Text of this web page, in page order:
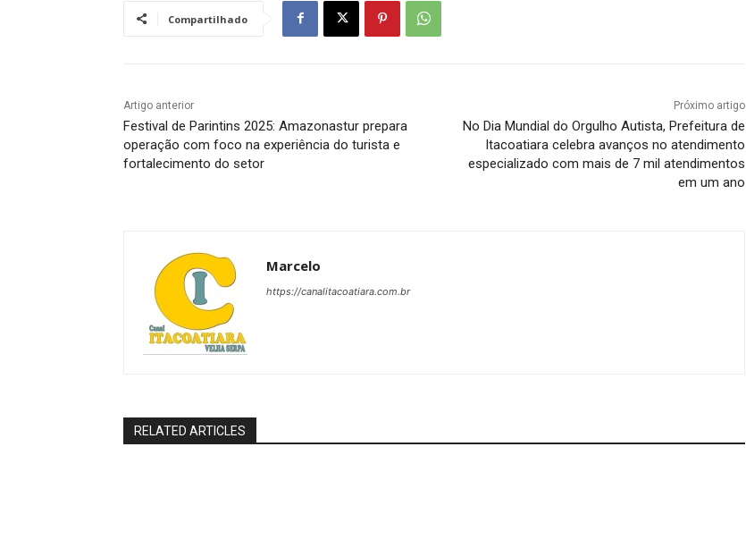
Compartilhado
Artigo anterior
Festival de Parintins 2025: Amazonastur prepara
operação com foco na experiência do turista e
fortalecimento do setor
Próximo artigo
No Dia Mundial do Orgulho Autista, Prefeitura de
Itacoatiara celebra avanços no atendimento
especializado com mais de 7 mil atendimentos
em um ano
Marcelo
https://canalitacoatiara.com.br
RELATED ARTICLES